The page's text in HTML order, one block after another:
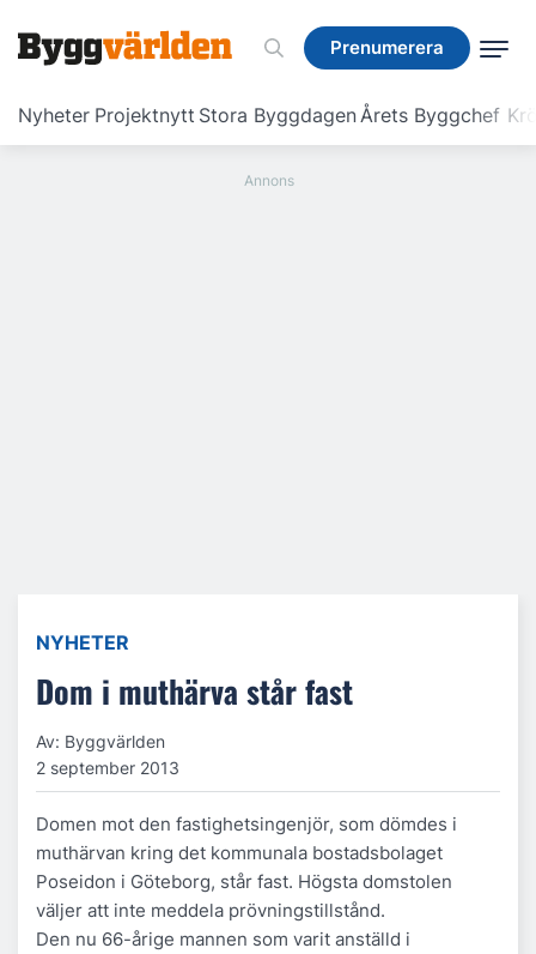
Prenumerera
Nyheter Projektnytt Stora ByggdagenÅrets Byggchef
Prenumerera
NYHETER
Dom i muthärva står fast
Av: Byggvärlden
2 september 2013
Domen mot den fastighetsingenjör, som dömdes i
muthärvan kring det kommunala bostadsbolaget
Poseidon i Göteborg, står fast. Högsta domstolen
väljer att inte meddela prövningstillstånd.
Den nu 66-årige mannen som varit anställd i